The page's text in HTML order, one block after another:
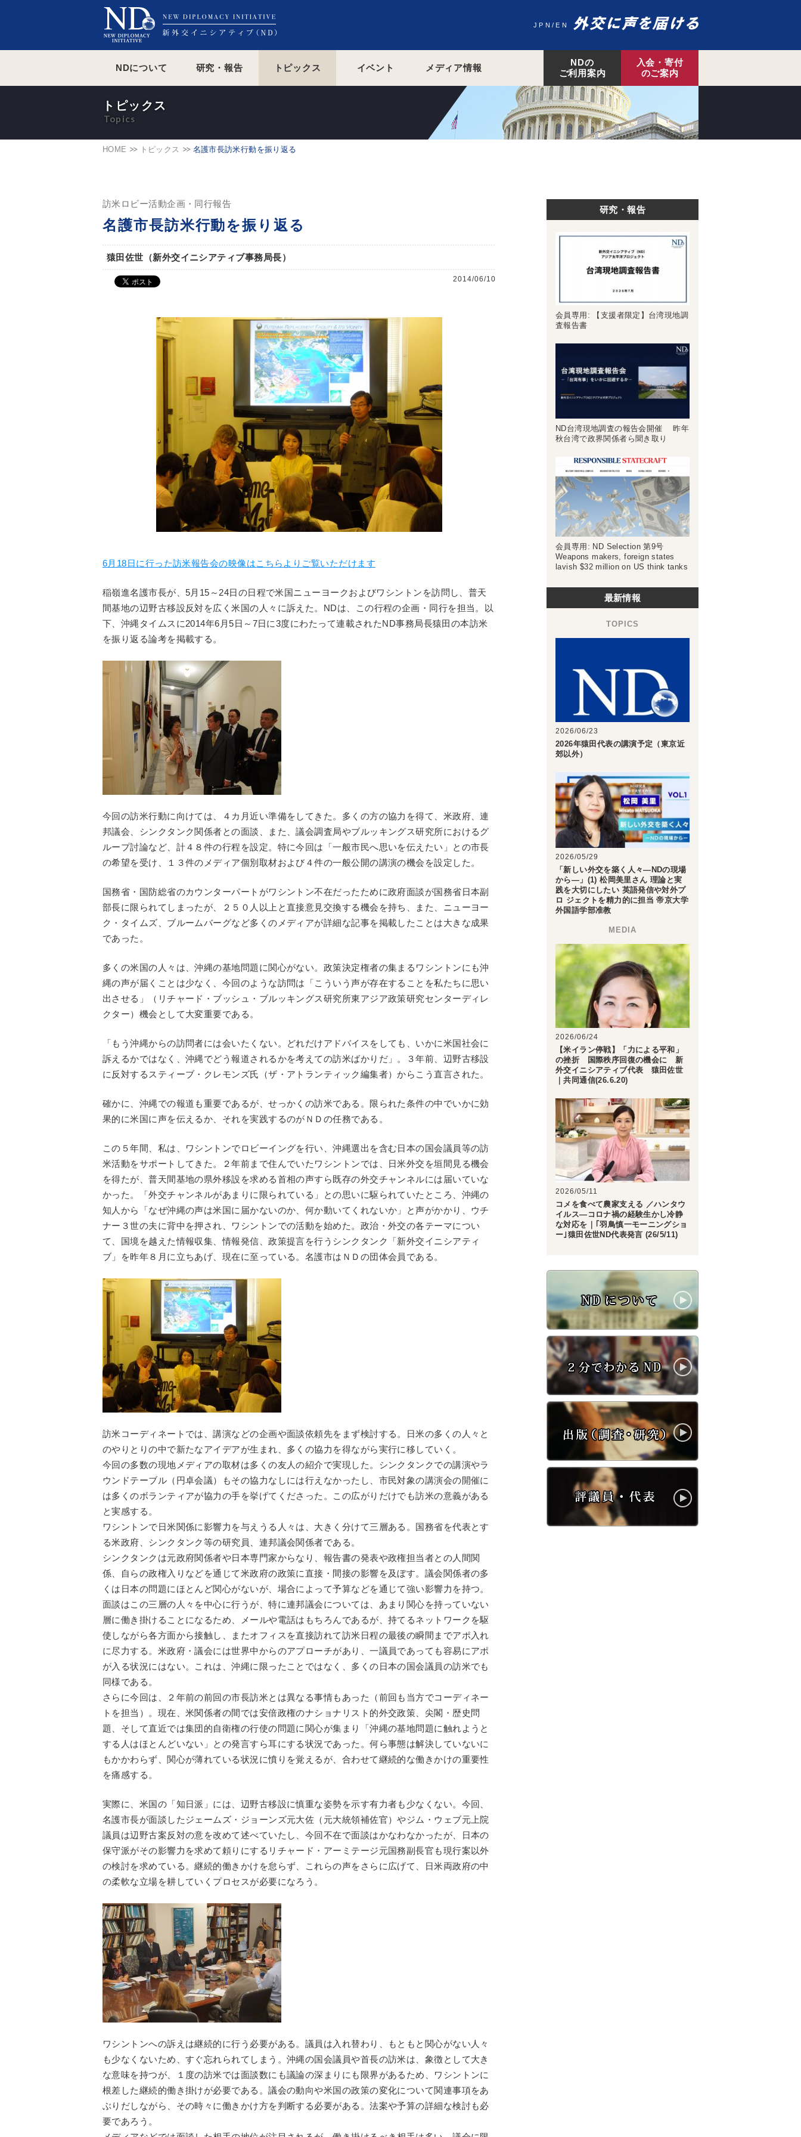
JPN EN
NDについて 研究・報告 トピックス イベント メディア情報
NDの
ご利用案内
入会・寄付
のご案内
HOME トピックス 名護市長訪米行動を振り返る
トピックス
訪米ロビー活動企画・同行報告
名護市長訪米行動を振り返る
猿田佐世（新外交イニシアティブ事務局長）
2014/06/10
6月18日に行った訪米報告会の映像はこちらよりご覧いただけます
稲嶺進名護市長が、5月15～24日の日程で米国ニューヨークおよびワシントンを訪問し、普天
間基地の辺野古移設反対を広く米国の人々に訴えた。NDは、この行程の企画・同行を担当。以
下、沖縄タイムスに2014年6月5日～7日に3度にわたって連載されたND事務局長猿田の本訪米
を振り返る論考を掲載する。
今回の訪米行動に向けては、４カ月近い準備をしてきた。多くの方の協力を得て、米政府、連
邦議会、シンクタンク関係者との面談、また、議会調査局やブルッキングス研究所におけるグ
ループ討論など、計４８件の行程を設定。特に今回は「一般市民へ思いを伝えたい」との市長
の希望を受け、１３件のメディア個別取材および４件の一般公開の講演の機会を設定した。
国務省・国防総省のカウンターパートがワシントン不在だったために政府面談が国務省日本副
部長に限られてしまったが、２５０人以上と直接意見交換する機会を持ち、また、ニューヨー
ク・タイムズ、ブルームバーグなど多くのメディアが詳細な記事を掲載したことは大きな成果
であった。
多くの米国の人々は、沖縄の基地問題に関心がない。政策決定権者の集まるワシントンにも沖
縄の声が届くことは少なく、今回のような訪問は「こういう声が存在することを私たちに思い
出させる」（リチャード・ブッシュ・ブルッキングス研究所東アジア政策研究センターディレ
クター）機会として大変重要である。
「もう沖縄からの訪問者には会いたくない。どれだけアドバイスをしても、いかに米国社会に
訴えるかではなく、沖縄でどう報道されるかを考えての訪米ばかりだ」。３年前、辺野古移設
に反対するスティーブ・クレモンズ氏（ザ・アトランティック編集者）からこう直言された。
確かに、沖縄での報道も重要であるが、せっかくの訪米である。限られた条件の中でいかに効
果的に米国に声を伝えるか、それを実践するのがＮＤの任務である。
この５年間、私は、ワシントンでロビーイングを行い、沖縄選出を含む日本の国会議員等の訪
米活動をサポートしてきた。２年前まで住んでいたワシントンでは、日米外交を垣間見る機会
を得たが、普天間基地の県外移設を求める首相の声すら既存の外交チャンネルには届いていな
かった。「外交チャンネルがあまりに限られている」との思いに駆られていたところ、沖縄の
知人から「なぜ沖縄の声は米国に届かないのか、何か動いてくれないか」と声がかかり、ウチ
ナー３世の夫に背中を押され、ワシントンでの活動を始めた。政治・外交の各テーマについ
て、国境を越えた情報収集、情報発信、政策提言を行うシンクタンク「新外交イニシアティ
ブ」を昨年８月に立ちあげ、現在に至っている。名護市はＮＤの団体会員である。
訪米コーディネートでは、講演などの企画や面談依頼先をまず検討する。日米の多くの人々と
のやりとりの中で新たなアイデアが生まれ、多くの協力を得ながら実行に移していく。
今回の多数の現地メディアの取材は多くの友人の紹介で実現した。シンクタンクでの講演やラ
ウンドテーブル（円卓会議）もその協力なしには行えなかったし、市民対象の講演会の開催に
は多くのボランティアが協力の手を挙げてくださった。この広がりだけでも訪米の意義がある
と実感する。
ワシントンで日米関係に影響力を与えうる人々は、大きく分けて三層ある。国務省を代表とす
る米政府、シンクタンク等の研究員、連邦議会関係者である。
シンクタンクは元政府関係者や日本専門家からなり、報告書の発表や政権担当者との人間関
係、自らの政権入りなどを通じて米政府の政策に直接・間接の影響を及ぼす。議会関係者の多
くは日本の問題にほとんど関心がないが、場合によって予算などを通じて強い影響力を持つ。
面談はこの三層の人々を中心に行うが、特に連邦議会については、あまり関心を持っていない
層に働き掛けることになるため、メールや電話はもちろんであるが、持てるネットワークを駆
使しながら各方面から接触し、またオフィスを直接訪れて訪米日程の最後の瞬間までアポ入れ
に尽力する。米政府・議会には世界中からのアプローチがあり、一議員であっても容易にアポ
が入る状況にはない。これは、沖縄に限ったことではなく、多くの日本の国会議員の訪米でも
同様である。
さらに今回は、２年前の前回の市長訪米とは異なる事情もあった（前回も当方でコーディネー
トを担当）。現在、米関係者の間では安倍政権のナショナリスト的外交政策、尖閣・歴史問
題、そして直近では集団的自衛権の行使の問題に関心が集まり「沖縄の基地問題に触れようと
する人はほとんどいない」との発言すら耳にする状況であった。何ら事態は解決していないに
もかかわらず、関心が薄れている状況に憤りを覚えるが、合わせて継続的な働きかけの重要性
を痛感する。
実際に、米国の「知日派」には、辺野古移設に慎重な姿勢を示す有力者も少なくない。今回、
名護市長が面談したジェームズ・ジョーンズ元大佐（元大統領補佐官）やジム・ウェブ元上院
議員は辺野古案反対の意を改めて述べていたし、今回不在で面談はかなわなかったが、日本の
保守派がその影響力を求めて頼りにするリチャード・アーミテージ元国務副長官も現行案以外
の検討を求めている。継続的働きかけを怠らず、これらの声をさらに広げて、日米両政府の中
の柔軟な立場を耕していくプロセスが必要になろう。
ワシントンへの訴えは継続的に行う必要がある。議員は入れ替わり、もともと関心がない人々
も少なくないため、すぐ忘れられてしまう。沖縄の国会議員や首長の訪米は、象徴として大き
な意味を持つが、１度の訪米では面談数にも議論の深まりにも限界があるため、ワシントンに
根差した継続的働き掛けが必要である。議会の動向や米国の政策の変化について関連事項をあ
ぶりだしながら、その時々に働きかけ方を判断する必要がある。法案や予算の詳細な検討も必
要であろう。
研究・報告
会員専用: 【支援者限定】台湾現地調
査報告書
ND台湾現地調査の報告会開催 昨年
秋台湾で政界関係者ら聞き取り
会員専用: ND Selection 第9号
Weapons makers, foreign states
lavish $32 million on US think tanks
最新情報
2026/06/23
2026年猿田代表の講演予定（東京近
郊以外）
2026/05/29
「新しい外交を築く人々―NDの現場
から―」(1) 松岡美里さん 理論と実
践を大切にしたい 英語発信や対外プ
ロ ジェクトを精力的に担当 帝京大学
外国語学部准教
2026/06/24
【米イラン停戦】「力による平和」
の挫折 国際秩序回復の機会に 新
外交イニシアティブ代表 猿田佐世
｜共同通信(26.6.20)
2026/05/11
コメを食べて農家支える ／ハンタウ
イルス―コロナ禍の経験生かし冷静
な対応を｜｢羽鳥慎一モーニングショ
ー｣猿田佐世ND代表発言 (26/5/11)